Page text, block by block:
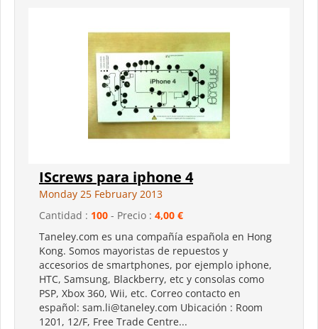
IScrews para iphone 4
Monday 25 February 2013
Cantidad : 100 - Precio : 4,00 €
Taneley.com es una compañía española en Hong
Kong. Somos mayoristas de repuestos y
accesorios de smartphones, por ejemplo iphone,
HTC, Samsung, Blackberry, etc y consolas como
PSP, Xbox 360, Wii, etc. Correo contacto en
español: sam.li@taneley.com Ubicación : Room
1201, 12/F, Free Trade Centre...